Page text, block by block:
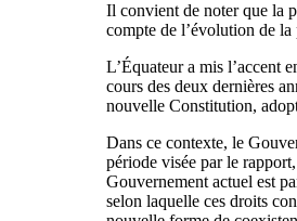
Il convient de noter que la
compte de l’évolution de
L’Équateur a mis l’accent
cours des deux dernières
nouvelle Constitution,
Dans ce contexte, le
période visée par le
Gouvernement actuel est
selon laquelle ces droits